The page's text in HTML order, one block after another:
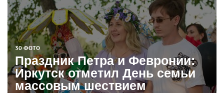
30 ФОТО
Праздник Петра и Февронии:
Иркутск отметил День семьи
массовым шествием